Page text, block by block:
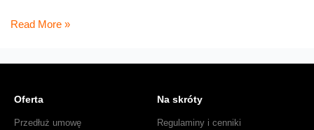
Trzy
kartę
65
Read More »
Oferta
Przedłuż umowę
Na skróty
Regulaminy i cenniki